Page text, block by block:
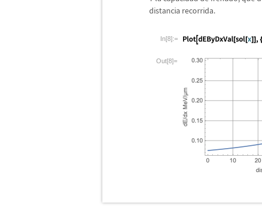
distancia recorrida.
In[8]:=
Out[8]=